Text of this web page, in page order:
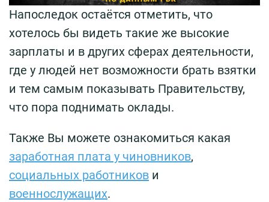
Напоследок остаётся отметить, что
хотелось бы видеть такие же высокие
зарплаты и в других сферах деятельности,
где у людей нет возможности брать взятки
и тем самым показывать Правительству,
что пора поднимать оклады.
Также Вы можете ознакомиться какая
заработная плата у чиновников,
социальных работников и
военнослужащих.